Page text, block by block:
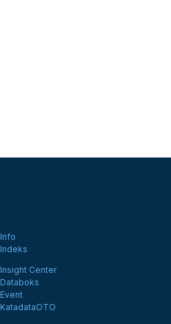
Info
Indeks
Insight Center
Databoks
Event
KatadataOTO